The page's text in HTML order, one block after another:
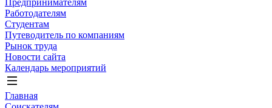
Предпринимателям
Работодателям
Студентам
Путеводитель по компаниям
Рынок труда
Новости сайта
Календарь мероприятий
Главная